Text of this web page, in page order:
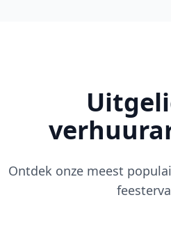
Ontdek onze meest